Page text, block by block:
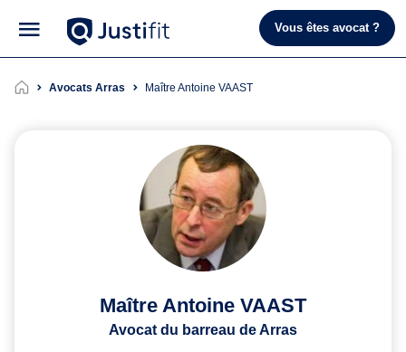
Vous êtes avocat ?
Avocats Arras Maître Antoine VAAST
Maître Antoine VAAST
Avocat du barreau de Arras